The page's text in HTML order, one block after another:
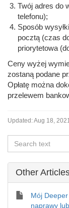
Twój adres do
telefonu);
Sposób
pocztą (czas
priorytetowa
Ceny wyżej
zostaną podane
Opłatę można
przelewem
Updated:Aug 18,
Other
Mój
naprawy